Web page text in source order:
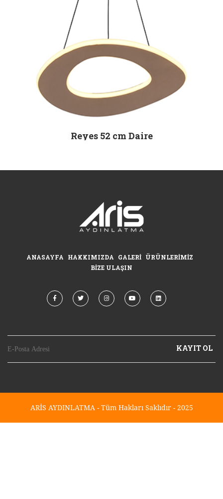
Reyes 52 cm Daire
ANASAYFA HAKKIMIZDA GALERI ÜRÜNLERIMIZ
BIZE ULAŞIN
KAYIT OL
ARİS AYDINLATMA - Tüm Hakları Saklıdır - 2025